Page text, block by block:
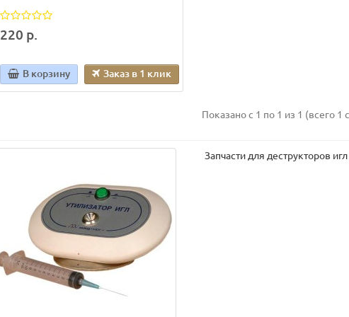
220 р.
В корзину Заказ в 1 клик
Показано с 1 по 1 из 1 (всего 1
Запчасти для деструкторов игл